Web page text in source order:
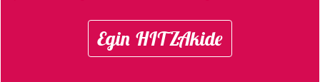
Egin HITZAkide